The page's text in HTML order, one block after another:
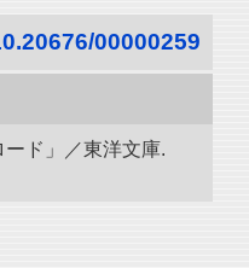
00000259
ド」／東洋文庫.